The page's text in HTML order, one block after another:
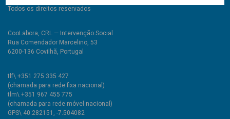
Todos os direitos reservados
CooLabora, CRL — Intervenção Social
Rua Comendador Marcelino, 53
6200-136 Covilhã, Portugal
tlf\ +351 275 335 427
(chamada para rede fixa nacional)
tlm\ +351 967 455 775
(chamada para rede móvel nacional)
GPS\ 40.282151, -7.504082